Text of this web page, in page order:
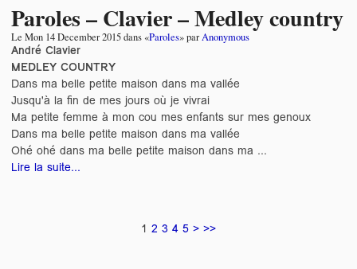
Paroles – Clavier – Medley country
Le Mon 14 December 2015dans «Paroles» parAnonymous
André Clavier
MEDLEY COUNTRY
Dans ma belle petite maison dans ma vallée
Jusqu'à la fin de mes jours où je vivrai
Ma petite femme à mon cou mes enfants sur mes genoux
Dans ma belle petite maison dans ma vallée
Ohé ohé dans ma belle petite maison dans ma ...
Lire la suite...
1 2 3 4 5 > >>